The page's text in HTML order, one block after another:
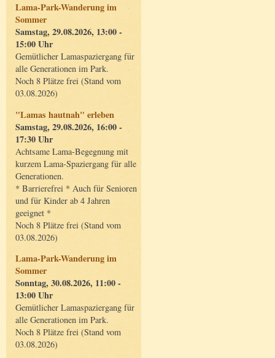
Lama-Park-Wanderung im
Sommer
Samstag, 29.08.2026, 13:00 -
15:00 Uhr
Gemütlicher Lamaspaziergang für
alle Generationen im Park.
Noch 8 Plätze frei (Stand vom
03.08.2026)
"Lamas hautnah" erleben
Samstag, 29.08.2026, 16:00 -
17:30 Uhr
Achtsame Lama-Begegnung mit
kurzem Lama-Spaziergang für alle
Generationen.
* Barrierefrei * Auch für Senioren
und für Kinder ab 4 Jahren
geeignet *
Noch 8 Plätze frei (Stand vom
03.08.2026)
Lama-Park-Wanderung im
Sommer
Sonntag, 30.08.2026, 11:00 -
13:00 Uhr
Gemütlicher Lamaspaziergang für
alle Generationen im Park.
Noch 8 Plätze frei (Stand vom
03.08.2026)